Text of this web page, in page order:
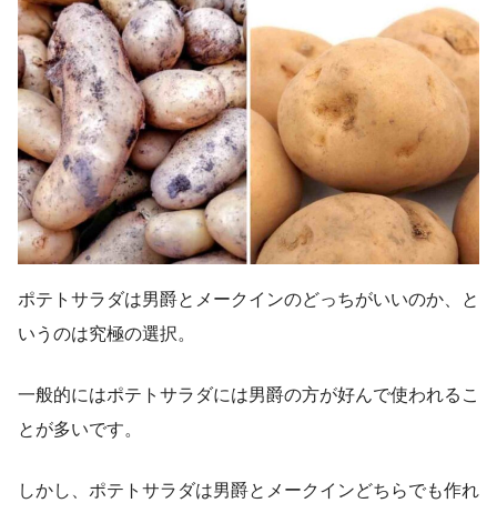
ポテトサラダは男爵とメークインのどっちがいいのか、と
いうのは究極の選択。
一般的にはポテトサラダには男爵の方が好んで使われるこ
とが多いです。
しかし、ポテトサラダは男爵とメークインどちらでも作れ